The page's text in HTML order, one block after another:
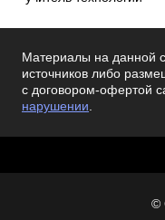
Материалы на данной
источников либо
с договором-офертой
нарушении.
©